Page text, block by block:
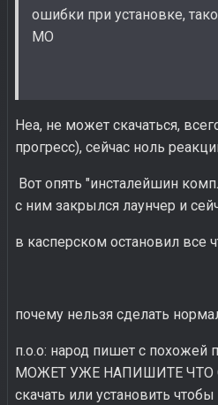
ошибки при установке,
МО
Неа, не может скачаться,
прогресс), сейчас ноль
Вот опять "инсталейшин
с ним закрылся лаунчер и
в касперском остановил все
почему нельзя сделать
п.о.о: народ пишет с похожей
МОЖЕТ УЖЕ НАПИШИТЕ ЧТО
скачать или установить